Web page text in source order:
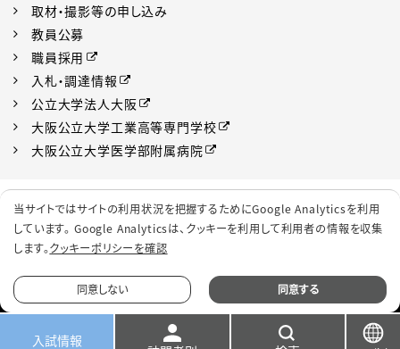
入試情報
当サイトではサイトの利用状況を把握するためにGoogle Analyticsを利用
しています。 Google Analyticsは、 クッキーを利用して利用者の情報を収集
します。クッキーポリシーを確認
同意しない 同意する
取材・撮影等の申し込み
教員公募
職員採用
入札・調達情報
公立大学法人大阪
大阪公立大学工業高等専門学校
大阪公立大学医学部附属病院
プライバシーポリシー
サイトポリシー
ソーシャルメディアポリシー
クッキーポリシー
サイトマップ
© 2022 Osaka Metropolitan University.